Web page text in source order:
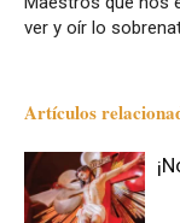
ver y oír lo
Artículos